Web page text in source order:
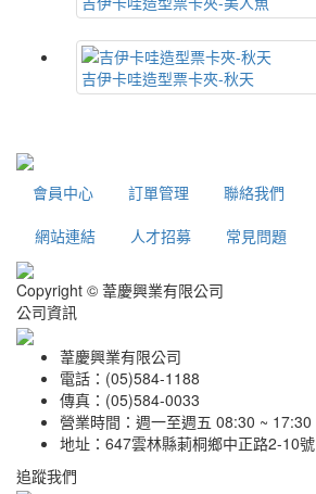
吉伊卡哇造型票卡夾-秋天
會員中心 訂單管理 聯絡我們
網站連結
人才招募 常見問題
Copyright © 葦慶興業有限公司
公司資訊
葦慶興業有限公司
電話：(05)584-1188
傳真：(05)584-0033
營業時間：週一至週五 08:30 ~ 17:30
地址：647雲林縣莿桐鄉中正路2-10號
追蹤我們